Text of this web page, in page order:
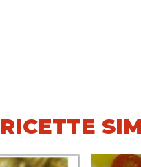
RICETTE